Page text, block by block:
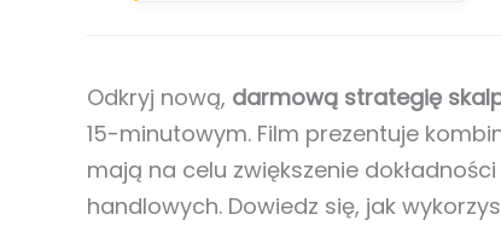
Odkryj nową, darmową strategię
15-minutowym. Film prezentuje
mają na celu zwiększenie
handlowych. Dowiedz się, jak